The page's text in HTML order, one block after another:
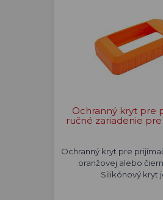
Ochranný kryt pre
ručné zariadenie pre
Ochranný kryt pre
oranžovej alebo
Silikónový kryt